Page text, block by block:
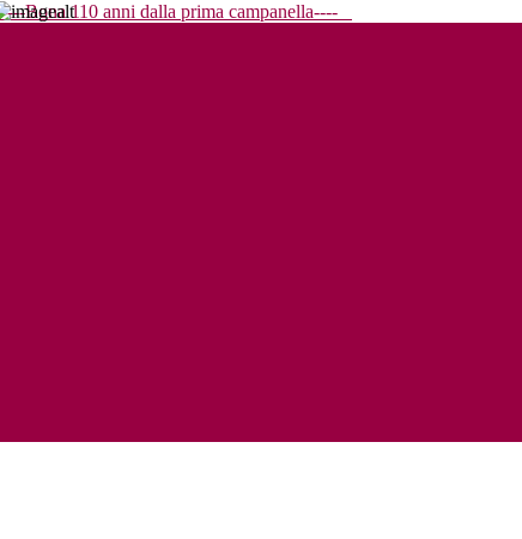
----Bona 110 anni dalla prima campanella----